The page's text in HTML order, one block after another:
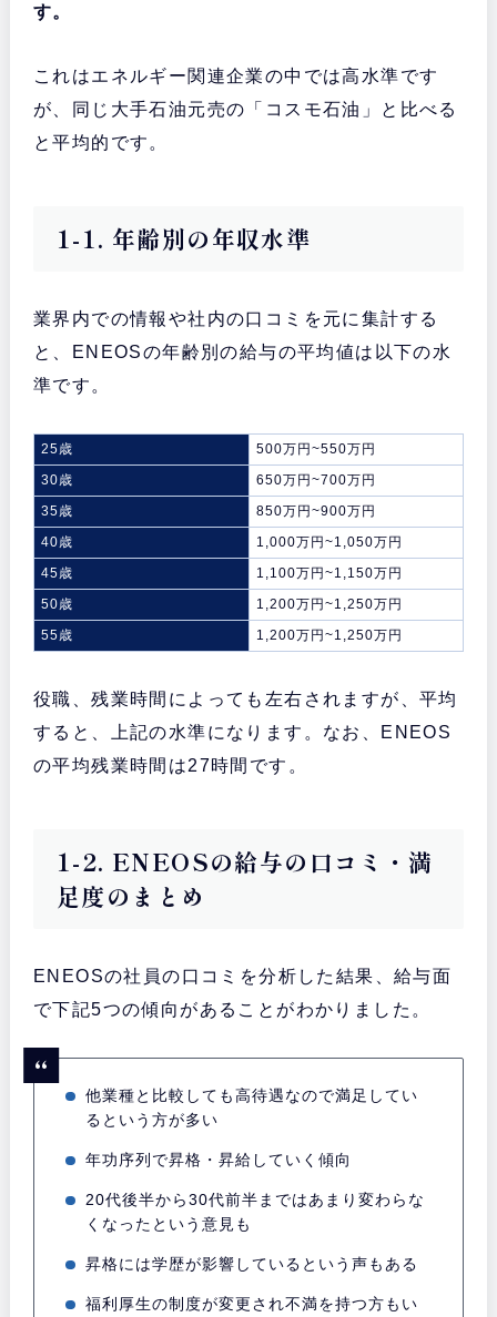
す。
これはエネルギー関連企業の中では高水準です
が、同じ大手石油元売の「コスモ石油」と比べる
と平均的です。
1-1. 年齢別の年収水準
業界内での情報や社内の口コミを元に集計する
と、ENEOSの年齢別の給与の平均値は以下の水
準です。
25歳
500万円~550万円
30歳
650万円~700万円
35歳
850万円~900万円
40歳
1,000万円~1,050万円
45歳
1,100万円~1,150万円
50歳
1,200万円~1,250万円
55歳
1,200万円~1,250万円
役職、残業時間によっても左右されますが、平均
すると、上記の水準になります。なお、ENEOS
の平均残業時間は27時間です。
1-2. ENEOSの給与の口コミ・満
足度のまとめ
ENEOSの社員の口コミを分析した結果、給与面
で下記5つの傾向があることがわかりました。
他業種と比較しても高待遇なので満足してい
るという方が多い
年功序列で昇格・昇給していく傾向
20代後半から30代前半まではあまり変わらな
くなったという意見も
昇格には学歴が影響しているという声もある
福利厚生の制度が変更され不満を持つ方もい